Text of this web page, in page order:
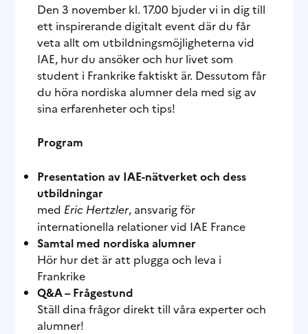
Den 3 november kl. 17.00 bjuder vi in dig till
ett inspirerande digitalt event där du får
veta allt om utbildningsmöjligheterna vid
IAE, hur du ansöker och hur livet som
student i Frankrike faktiskt är. Dessutom får
du höra nordiska alumner dela med sig av
sina erfarenheter och tips!
Program
Presentation av IAE-nätverket och dess
utbildningar
med Eric Hertzler, ansvarig för
internationella relationer vid IAE France
Samtal med nordiska alumner
Hör hur det är att plugga och leva i
Frankrike
Q&A – Frågestund
Ställ dina frågor direkt till våra experter och
alumner!